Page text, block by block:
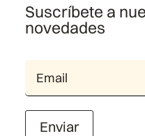
Suscríbete a
novedades
Enviar